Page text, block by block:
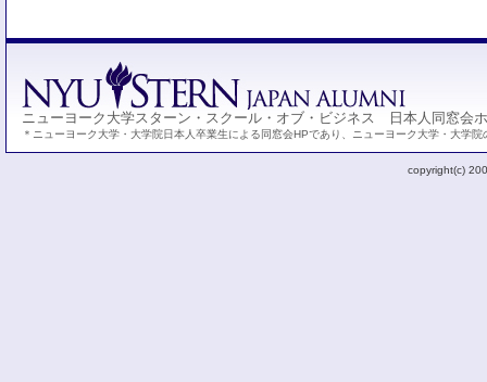
ニューヨーク大学スターン・スクール・オブ・ビジネス 日本人同窓会
＊ニューヨーク大学・大学院日本人卒業生による同窓会HPであり、ニューヨーク大学・大学
copyright(c)